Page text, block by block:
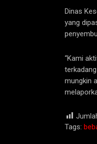
Dinas
yang
“Kami
mungkin
Tags: